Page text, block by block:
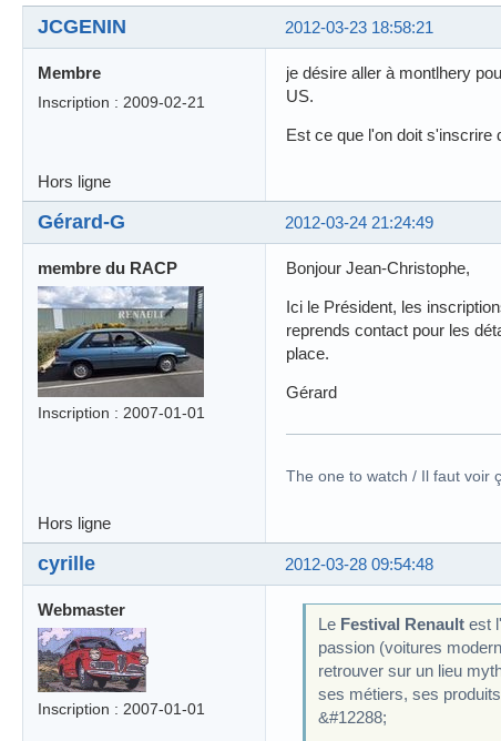
2012-03-23 18:58:21
JCGENIN
Membre
Inscription : 2009-02-21
je désire aller à montlhery
US.
Est ce que l'on doit s'inscrire
Hors ligne
2012-03-24 21:24:49
Gérard-G
membre du RACP
Inscription : 2007-01-01
Bonjour Jean-Christophe,
Ici le Président, les
reprends contact pour les
place.
Gérard
The one to watch / Il faut voir
Hors ligne
2012-03-28 09:54:48
cyrille
Webmaster
Inscription : 2007-01-01
Le Festival Renault est
passion (voitures
retrouver sur un lieu
ses métiers, ses
&#12288;